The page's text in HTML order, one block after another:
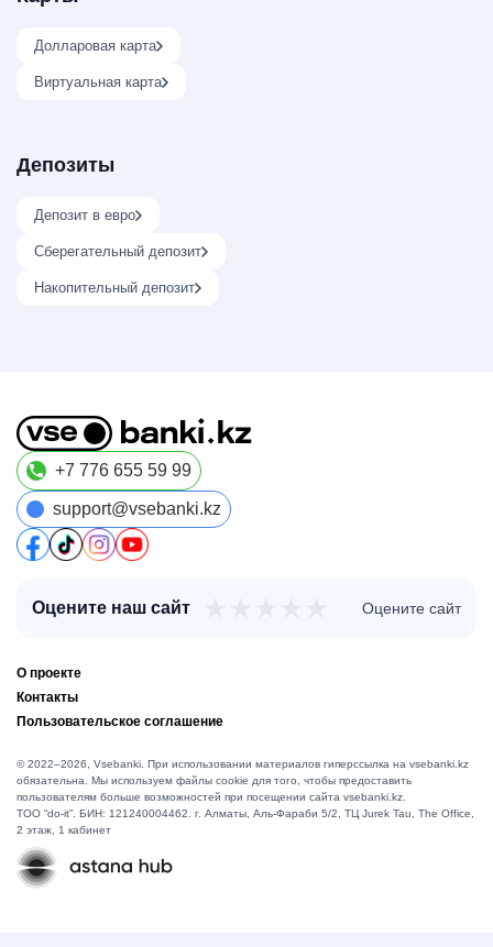
Долларовая карта
Виртуальная карта
Депозиты
Депозит в евро
Сберегательный депозит
Накопительный депозит
+7 776 655 59 99
support@vsebanki.kz
Оцените наш сайт Оцените сайт
О проекте
Контакты
Пользовательское соглашение
© 2022–2026, Vsebanki. При использовании материалов гиперссылка на vsebanki.kz
обязательна. Мы используем файлы cookie для того, чтобы предоставить
пользователям больше возможностей при посещении сайта vsebanki.kz.
TOO “do-it”. БИН: 121240004462. г. Алматы, ​Аль-Фараби 5/2, ТЦ Jurek Tau, The Office,
2 этаж, 1 кабинет